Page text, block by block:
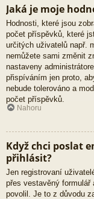
Jaká je moje
Hodnosti, které jsou
počet příspěvků, které
určitých uživatelů např.
nemůžete sami změnit
nastaveny
přispíváním jen proto,
nebude tolerováno a
počet příspěvků.
Nahoru
Když chci poslat
přihlásit?
Jen registrovaní
přes vestavěný
povolil. Je to z důvodu